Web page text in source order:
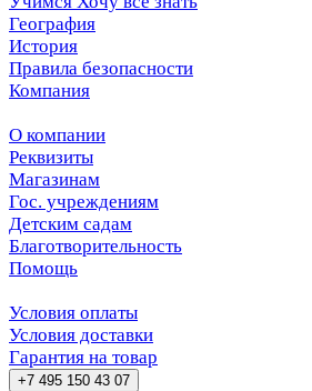
География
История
Правила безопасности
Компания
О компании
Реквизиты
Магазинам
Гос. учреждениям
Детским садам
Благотворительность
Помощь
Условия оплаты
Условия доставки
Гарантия на товар
+7 495 150 43 07